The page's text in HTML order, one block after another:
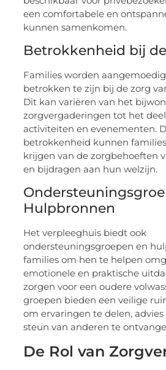
een comfortabele en
kunnen samenkomen.
Betrokkenheid bij
Families worden
betrokken te zijn bij de zorg
Dit kan variëren van het
zorgvergaderingen tot het
activiteiten en evenementen.
betrokkenheid kunnen
krijgen van de zorgbehoeften
en bijdragen aan hun welzijn.
Hulpbronnen
Het verpleeghuis biedt ook
ondersteuningsgroepen en
families om hen te helpen
emotionele en praktische
zorgen voor een oudere
groepen bieden een veilige
om ervaringen te delen,
steun van anderen te
De Rol van